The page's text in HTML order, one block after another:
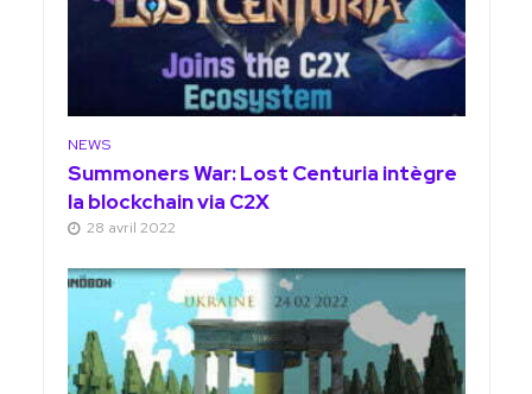
NEWS
Summoners War: Lost Centuria intègre
la blockchain via C2X
28 avril 2022